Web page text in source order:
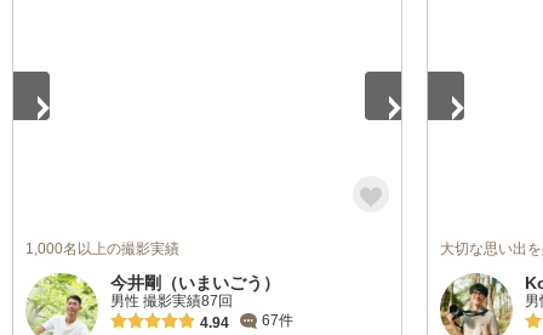
1,000名以上の撮影実績
今井剛（いまいごう）
男性 撮影実績87回
4.94
67件
大切な思い出